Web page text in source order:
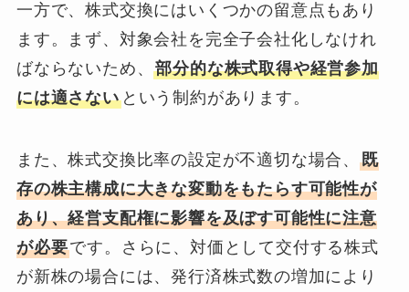
一方で、株式交換にはいくつかの留意点もあり
ます。まず、対象会社を完全子会社化しなけれ
ばならないため、部分的な株式取得や経営参加
には適さないという制約があります。
また、株式交換比率の設定が不適切な場合、既
存の株主構成に大きな変動をもたらす可能性が
あり、経営支配権に影響を及ぼす可能性に注意
が必要です。さらに、対価として交付する株式
が新株の場合には、発行済株式数の増加により